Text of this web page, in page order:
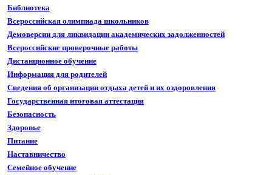
Библиотека
Всероссийская олимпиада школьников
Демоверсии для ликвидации академических задолженностей
Всероссийские проверочные работы
Дистанционное обучение
Информация для родителей
Сведения об организации отдыха детей и их оздоровления
Государственная итоговая аттестация
Безопасность
Здоровье
Питание
Наставничество
Семейное обучение